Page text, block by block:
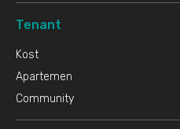
Tenant
Kost
Apartemen
Community